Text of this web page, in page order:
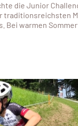
die Junior
traditionsreichsten
Bei warmen